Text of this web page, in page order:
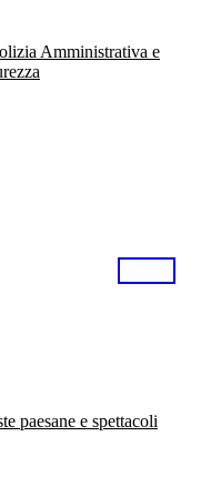
Amministrativa e
paesane e spettacoli